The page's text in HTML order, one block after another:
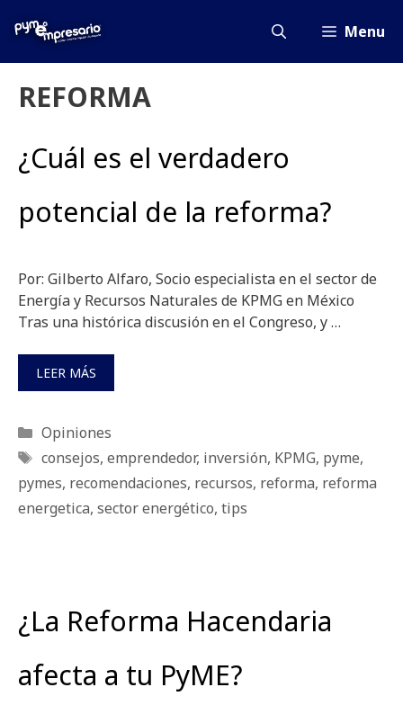
Menu
REFORMA
¿Cuál es el verdadero
potencial de la reforma?
Por: Gilberto Alfaro, Socio especialista en el sector de
Energía y Recursos Naturales de KPMG en México
Tras una histórica discusión en el Congreso, y …
LEER MÁS
Categorías
Opiniones
Etiquetas
consejos, emprendedor, inversión, KPMG, pyme,
pymes, recomendaciones, recursos, reforma, reforma
energetica, sector energético, tips
¿La Reforma Hacendaria
afecta a tu PyME?